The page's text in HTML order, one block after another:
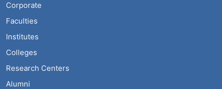
Corporate
Faculties
Institutes
Colleges
Research Centers
Alumni